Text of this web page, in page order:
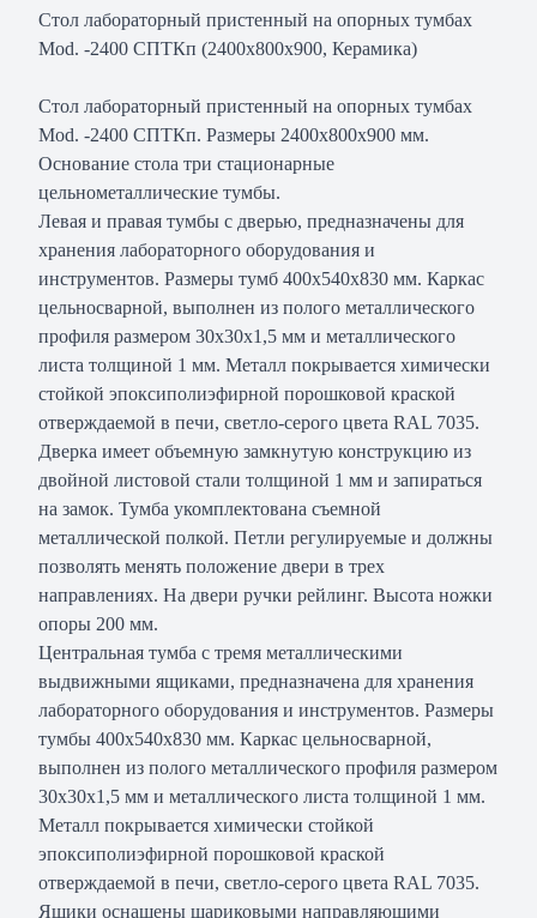
Стол лабораторный пристенный на опорных тумбах
Mod. -2400 СПТКп (2400х800х900, Керамика)
Стол лабораторный пристенный на опорных тумбах
Mod. -2400 СПТКп. Размеры 2400х800х900 мм.
Основание стола три стационарные
цельнометаллические тумбы.
Левая и правая тумбы с дверью, предназначены для
хранения лабораторного оборудования и
инструментов. Размеры тумб 400х540х830 мм. Каркас
цельносварной, выполнен из полого металлического
профиля размером 30х30х1,5 мм и металлического
листа толщиной 1 мм. Металл покрывается химически
стойкой эпоксиполиэфирной порошковой краской
отверждаемой в печи, светло-серого цвета RAL 7035.
Дверка имеет объемную замкнутую конструкцию из
двойной листовой стали толщиной 1 мм и запираться
на замок. Тумба укомплектована съемной
металлической полкой. Петли регулируемые и должны
позволять менять положение двери в трех
направлениях. На двери ручки рейлинг. Высота ножки
опоры 200 мм.
Центральная тумба с тремя металлическими
выдвижными ящиками, предназначена для хранения
лабораторного оборудования и инструментов. Размеры
тумбы 400х540х830 мм. Каркас цельносварной,
выполнен из полого металлического профиля размером
30х30х1,5 мм и металлического листа толщиной 1 мм.
Металл покрывается химически стойкой
эпоксиполиэфирной порошковой краской
отверждаемой в печи, светло-серого цвета RAL 7035.
Ящики оснащены шариковыми направляющими